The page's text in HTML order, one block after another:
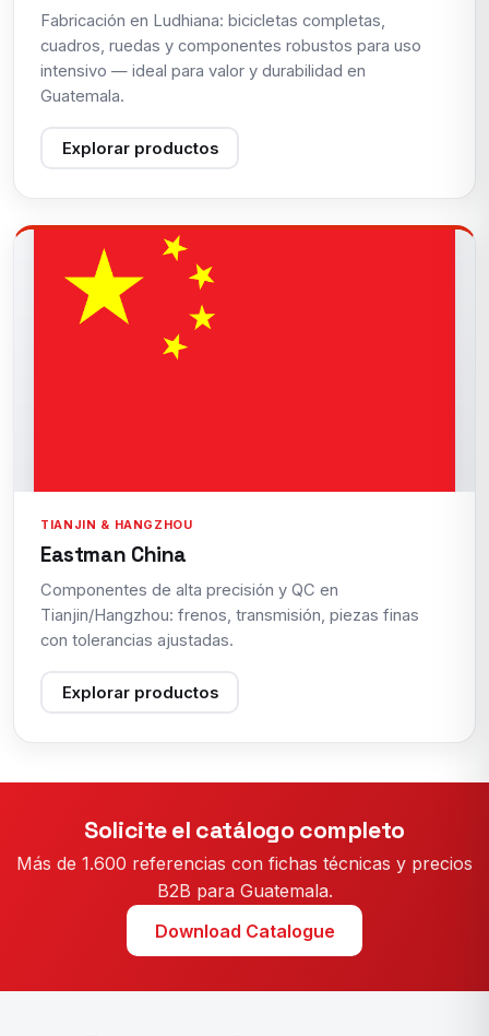
Fabricación en Ludhiana: bicicletas completas,
cuadros, ruedas y componentes robustos para uso
intensivo — ideal para valor y durabilidad en
Guatemala.
Explorar productos
TIANJIN & HANGZHOU
Eastman China
Componentes de alta precisión y QC en
Tianjin/Hangzhou: frenos, transmisión, piezas finas
con tolerancias ajustadas.
Explorar productos
Solicite el catálogo completo
Más de 1.600 referencias con fichas técnicas y precios
B2B para Guatemala.
Download Catalogue